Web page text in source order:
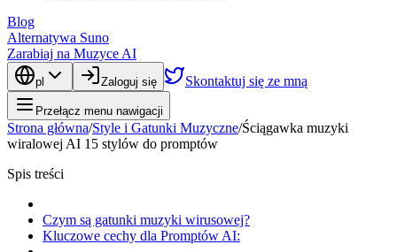
Blog
Alternatywa Suno
Zarabiaj na Muzyce AI
pl Zaloguj się Skontaktuj się ze mną
Przełącz menu nawigacji
Strona główna/Style i Gatunki Muzyczne/Ściągawka muzyki
wiralowej AI 15 stylów do promptów
Spis treści
Czym są gatunki muzyki wirusowej?
Kluczowe cechy dla Promptów AI: